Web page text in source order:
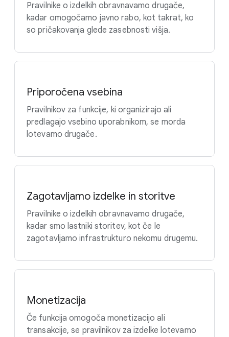
Pravilnike o izdelkih obravnavamo drugače,
kadar omogočamo javno rabo, kot takrat, ko
so pričakovanja glede zasebnosti višja.
Priporočena vsebina
Pravilnikov za funkcije, ki organizirajo ali
predlagajo vsebino uporabnikom, se morda
lotevamo drugače.
Zagotavljamo izdelke in storitve
Pravilnike o izdelkih obravnavamo drugače,
kadar smo lastniki storitev, kot če le
zagotavljamo infrastrukturo nekomu drugemu.
Monetizacija
Če funkcija omogoča monetizacijo ali
transakcije, se pravilnikov za izdelke lotevamo